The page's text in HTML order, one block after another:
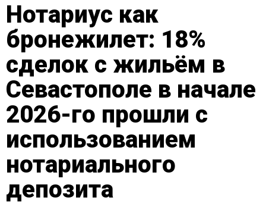
Нотариус как
бронежилет: 18%
сделок с жильём в
Севастополе в начале
2026-го прошли с
использованием
нотариального
депозита